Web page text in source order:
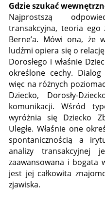
Gdzie szukać
Najprostszą
transakcyjna, teoria ego
Berne’a. Mówi ona, że
ludźmi opiera się o
Dorosłego i właśnie
określone cechy.
więc na różnych
Dziecko, Dorosły-
komunikacji. Wśród
wyróżnia się Dziecko
Uległe. Właśnie one
spontanicznością a
analizy transakcyjnej
zaawansowana i bogata
jest jej całkowita
zjawiska.